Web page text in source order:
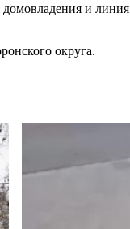
и
округа.